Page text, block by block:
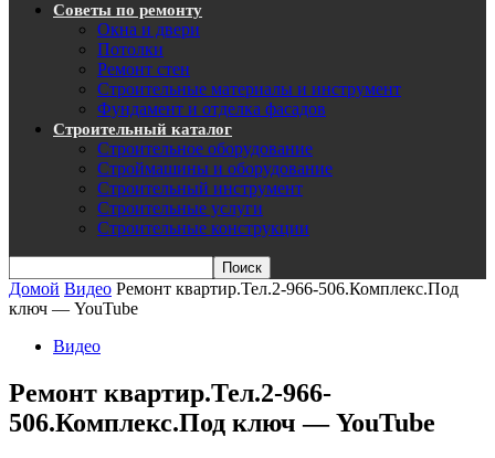
Советы по ремонту
Окна и двери
Потолки
Ремонт стен
Строительные материалы и инструмент
Фундамент и отделка фасадов
Строительный каталог
Строительное оборудование
Строймашины и оборудование
Строительный инструмент
Строительные услуги
Строительные конструкции
Домой Видео Ремонт квартир.Тел.2-966-506.Комплекс.Под
ключ — YouTube
Видео
Ремонт квартир.Тел.2-966-
506.Комплекс.Под ключ — YouTube